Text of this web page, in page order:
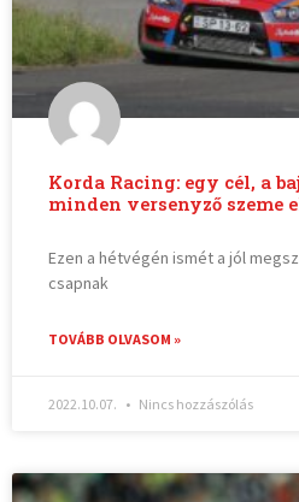
Korda Racing: egy cél, a
minden versenyző szeme
Ezen a hétvégén ismét a jól
csapnak
TOVÁBB OLVASOM »
2022.10.07. Nincs hozzászólás